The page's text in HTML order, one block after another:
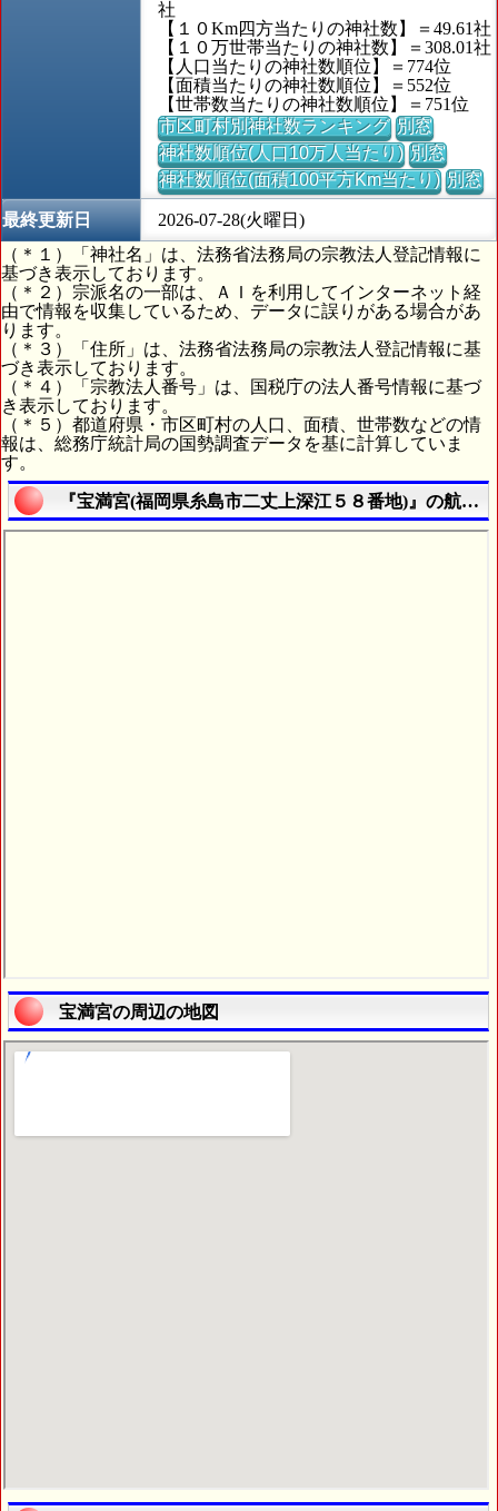
社
【１０Km四方当たりの神社数】＝49.61社
【１０万世帯当たりの神社数】＝308.01社
【人口当たりの神社数順位】＝774位
【面積当たりの神社数順位】＝552位
【世帯数当たりの神社数順位】＝751位
市区町村別神社数ランキング 別窓
神社数順位(人口10万人当たり) 別窓
神社数順位(面積100平方Km当たり) 別窓
最終更新日
2026-07-28(火曜日)
（＊１）「神社名」は、法務省法務局の宗教法人登記情報に
基づき表示しております。
（＊２）宗派名の一部は、ＡＩを利用してインターネット経
由で情報を収集しているため、データに誤りがある場合があ
ります。
（＊３）「住所」は、法務省法務局の宗教法人登記情報に基
づき表示しております。
（＊４）「宗教法人番号」は、国税庁の法人番号情報に基づ
き表示しております。
（＊５）都道府県・市区町村の人口、面積、世帯数などの情
報は、総務庁統計局の国勢調査データを基に計算していま
す。
『宝満宮(福岡県糸島市二丈上深江５８番地)』の航空
宝満宮の周辺の地図